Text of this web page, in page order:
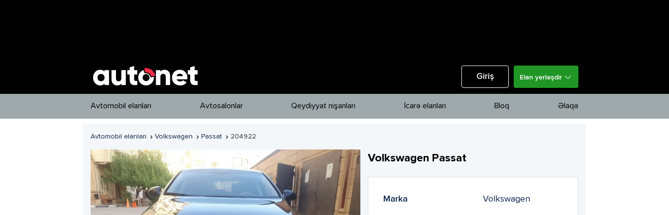
Giriş Elan yerləşdir
Avtomobil elanları Avtosalonlar Qeydiyyat nişanları İcarə elanları Bloq Əlaqə
Avtomobil elanları  Volkswagen  Passat  204922
Volkswagen Passat
Marka Volkswagen